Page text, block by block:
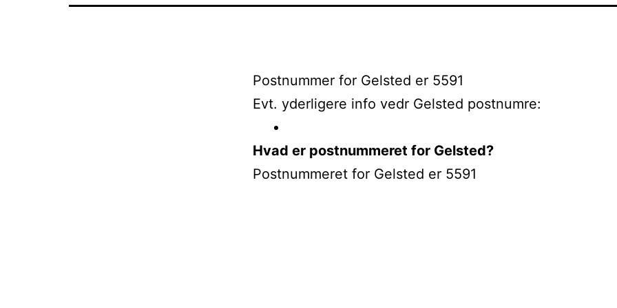
Postnummer for Gelsted er 5591
Evt. yderligere info vedr Gelsted postnumre:
Hvad er postnummeret for Gelsted?
Postnummeret for Gelsted er 5591